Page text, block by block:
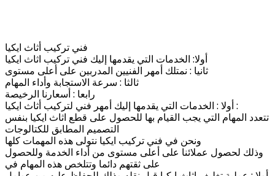
فني تركيب أثاث ايكيا
أولا: الخدمات التي يقدمها إليك فني تركيب اثاث ايكيا
ثانيا : نمتلك أمهر الفنيين المدربين على أعلى مستوى
ثالثا : سرعة الاستجابة وأداء المهام
رابعا : أسعارنا الرخيصة
أولا : الخدمات التي يقدمها إليك أمهر فني لتركيب أثاث ايكيا :
تتعدد المهام التي يجب القيام بها للحصول على قطع اثاث ايكيا بنفس
التصميم المطابق للكتالوجات
ونحن في فني تركيب ايكيا نتولى هذه المهمات كلها
وذلك لحصول عملائنا على أعلى مستوى من أداء الخدمة وللحصول
على ثقتهم دائما وتتلخص هذه المهام في